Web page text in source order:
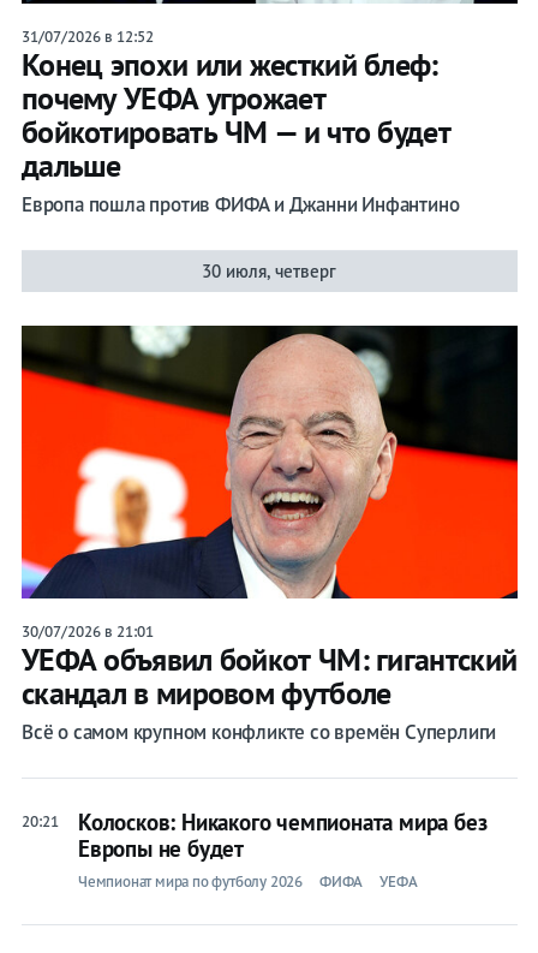
31/07/2026 в 12:52
Конец эпохи или жесткий блеф:
почему УЕФА угрожает
бойкотировать ЧМ — и что будет
дальше
Европа пошла против ФИФА и Джанни Инфантино
30 июля, четверг
30/07/2026 в 21:01
УЕФА объявил бойкот ЧМ: гигантский
скандал в мировом футболе
Всё о самом крупном конфликте со времён Суперлиги
20:21
Колосков: Никакого чемпионата мира без
Европы не будет
Чемпионат мира по футболу 2026 ФИФА УЕФА